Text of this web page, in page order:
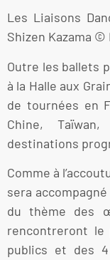
Les Liaisons
Shizen Kazama ©
Outre les ballets
à la Halle aux
de tournées en
Chine,
destinations
Comme à
sera
du thème des
rencontreront le
publics et des